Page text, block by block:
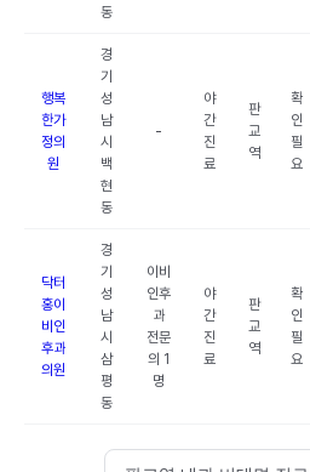
동
행복
한가
정의
원
경
기
성
남
시
백
현
동
-
야
간
진
료
판
교
역
확
인
필
요
닥터
홍이
비인
후과
의원
경
기
성
남
시
삼
평
동
이비
인후
과
전문
의 1
명
야
간
진
료
판
교
역
확
인
필
요